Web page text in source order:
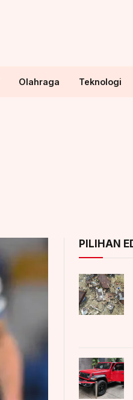
Olahraga Teknologi
PILIHAN